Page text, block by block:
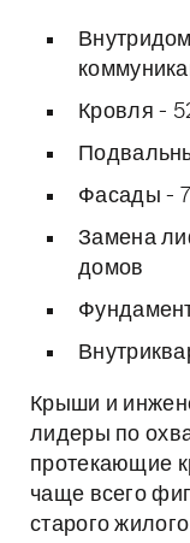
Кровля -
Фасады -
Замена
домов
Крыши и
лидеры по
протекающие
чаще всего
старого